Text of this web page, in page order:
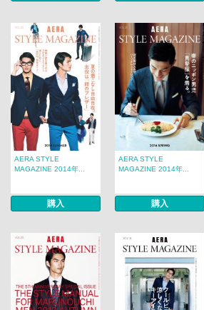
AERA STYLE
MAGAZINE 2014年...
購入
AERA STYLE
MAGAZINE 2014年...
購入